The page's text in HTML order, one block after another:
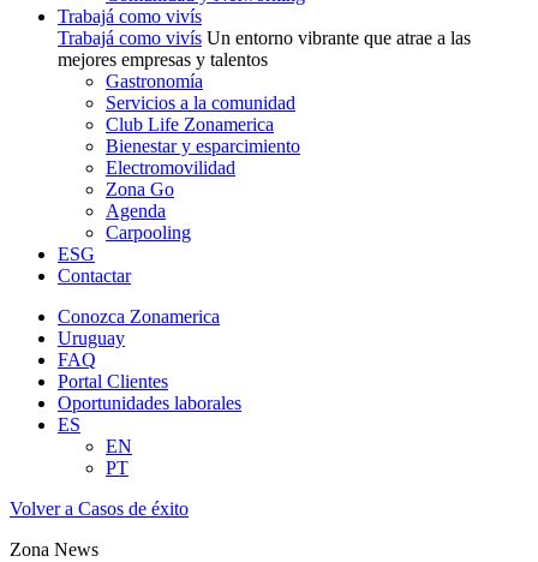
Trabajá como vivís
Trabajá como vivís Un entorno vibrante que atrae a las
mejores empresas y talentos
Gastronomía
Servicios a la comunidad
Club Life Zonamerica
Bienestar y esparcimiento
Electromovilidad
Zona Go
Agenda
Carpooling
ESG
Contactar
Conozca Zonamerica
Uruguay
FAQ
Portal Clientes
Oportunidades laborales
ES
EN
PT
Volver a Casos de éxito
Zona News